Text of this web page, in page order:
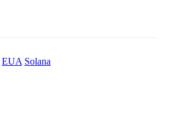
EUA Solana